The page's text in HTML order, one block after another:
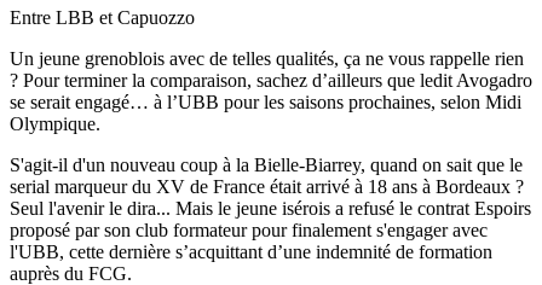
Entre LBB et Capuozzo
Un jeune grenoblois avec de telles qualités, ça ne vous rappelle rien
? Pour terminer la comparaison, sachez d’ailleurs que ledit Avogadro
se serait engagé… à l’UBB pour les saisons prochaines, selon Midi
Olympique.
S'agit-il d'un nouveau coup à la Bielle-Biarrey, quand on sait que le
serial marqueur du XV de France était arrivé à 18 ans à Bordeaux ?
Seul l'avenir le dira... Mais le jeune isérois a refusé le contrat Espoirs
proposé par son club formateur pour finalement s'engager avec
l'UBB, cette dernière s’acquittant d’une indemnité de formation
auprès du FCG.